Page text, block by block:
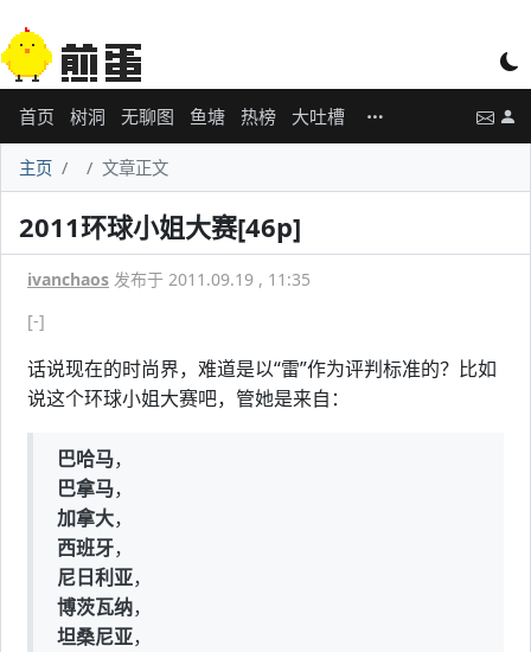
首页 树洞 无聊图 鱼塘 热榜 大吐槽
主页 文章正文
2011环球小姐大赛[46p]
ivanchaos 发布于 2011.09.19 , 11:35
[-]
话说现在的时尚界，难道是以“雷”作为评判标准的？比如
说这个环球小姐大赛吧，管她是来自：
巴哈马，
巴拿马，
加拿大，
西班牙，
尼日利亚，
博茨瓦纳，
坦桑尼亚，